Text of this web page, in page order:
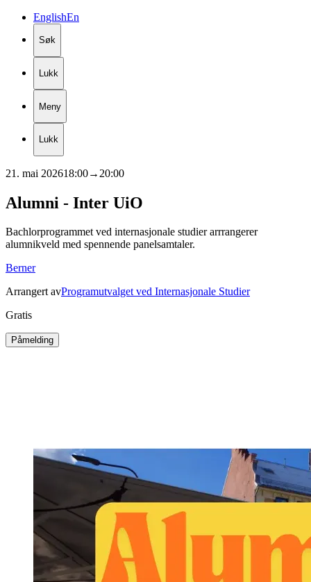
EnglishEn
Søk
Lukk
Meny
Lukk
21. mai 202618:00→ 20:00
Alumni - Inter UiO
Bachlorprogrammet ved internasjonale studier arrrangerer
alumnikveld med spennende panelsamtaler.
Berner
Arrangert avProgramutvalget ved Internasjonale Studier
Gratis
Påmelding